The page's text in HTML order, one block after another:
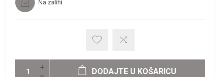
Na zalihi
DODAJTE U KOŠARICU